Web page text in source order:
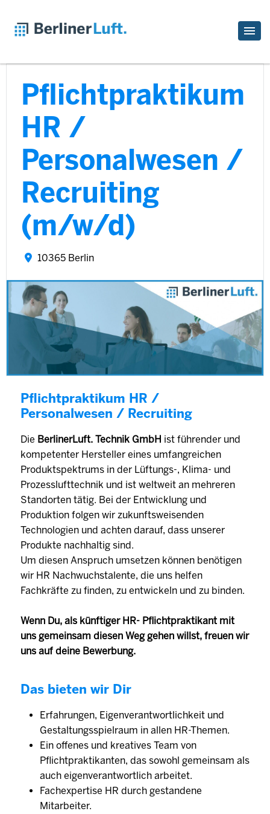
Pflichtpraktikum
HR /
Personalwesen /
Recruiting
(m/w/d)
10365 Berlin
Pflichtpraktikum HR /
Personalwesen / Recruiting
Die BerlinerLuft. Technik GmbH ist führender und
kompetenter Hersteller eines umfangreichen
Produktspektrums in der Lüftungs-, Klima- und
Prozesslufttechnik und ist weltweit an mehreren
Standorten tätig. Bei der Entwicklung und
Produktion folgen wir zukunftsweisenden
Technologien und achten darauf, dass unserer
Produkte nachhaltig sind.
Um diesen Anspruch umsetzen können benötigen
wir HR Nachwuchstalente, die uns helfen
Fachkräfte zu finden, zu entwickeln und zu binden.
Wenn Du, als künftiger HR- Pflichtpraktikant mit
uns gemeinsam diesen Weg gehen willst, freuen wir
uns auf deine Bewerbung.
Das bieten wir Dir
Erfahrungen, Eigenverantwortlichkeit und
Gestaltungsspielraum in allen HR-Themen.
Ein offenes und kreatives Team von
Pflichtpraktikanten, das sowohl gemeinsam als
auch eigenverantwortlich arbeitet.
Fachexpertise HR durch gestandene
Mitarbeiter.